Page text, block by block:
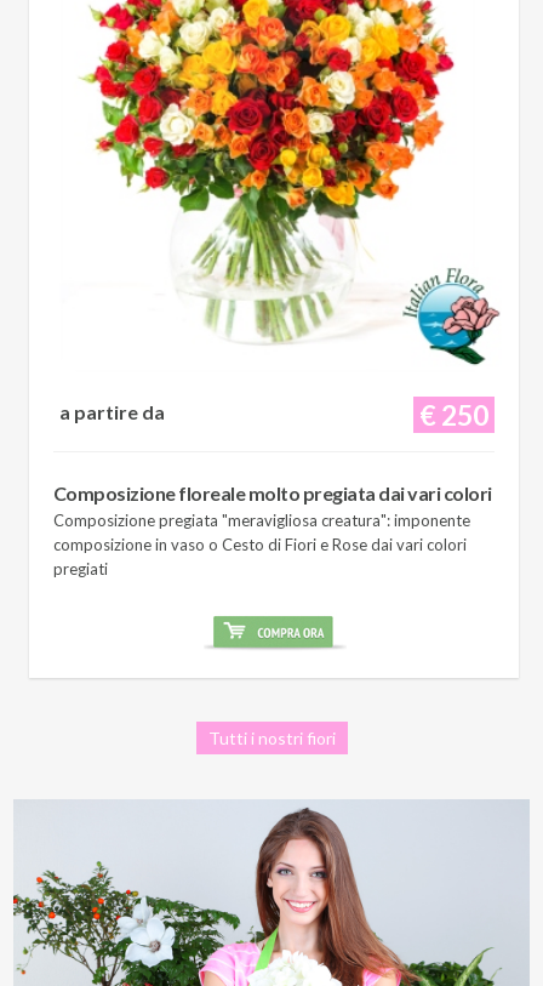
€ 250
a partire da
Composizione floreale molto pregiata dai vari colori
Composizione pregiata "meravigliosa creatura": imponente
composizione in vaso o Cesto di Fiori e Rose dai vari colori
pregiati
Tutti i nostri fiori